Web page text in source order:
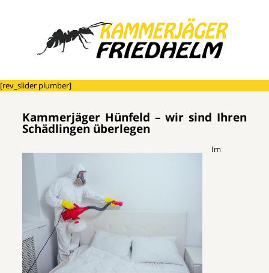
[rev_slider plumber]
Kammerjäger Hünfeld – wir sind Ihren
Schädlingen überlegen
Im